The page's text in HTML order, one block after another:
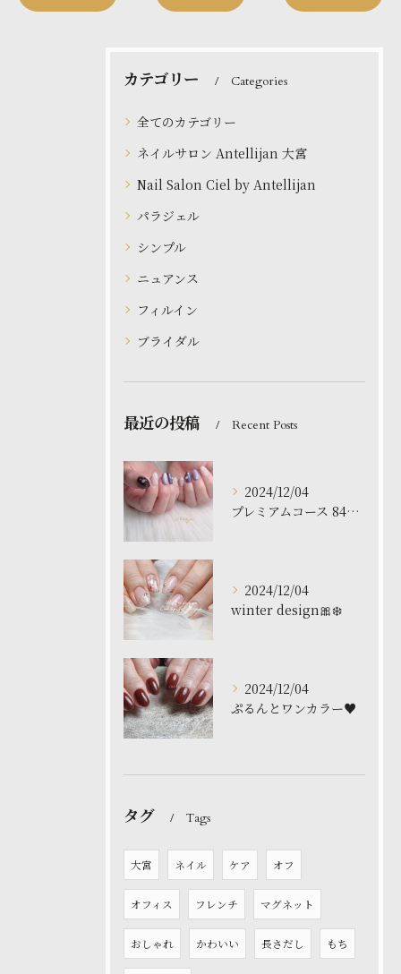
カテゴリー Categories
全てのカテゴリー
ネイルサロン Antellijan 大宮
Nail Salon Ciel by Antellijan
パラジェル
シンプル
ニュアンス
フィルイン
ブライダル
最近の投稿 Recent Posts
2024/12/04
プレミアムコース 8480円
2024/12/04
winter design🎀❄️
2024/12/04
ぷるんとワンカラー♥️
タグ Tags
大宮 ネイル ケア オフ
オフィス フレンチ マグネット
おしゃれ かわいい 長さだし もち